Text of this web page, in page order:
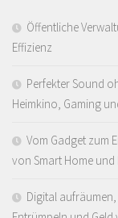
Öffentliche
Effizienz
Perfekter Sound
Heimkino, Gaming
Vom Gadget zum
von Smart Home
Digital